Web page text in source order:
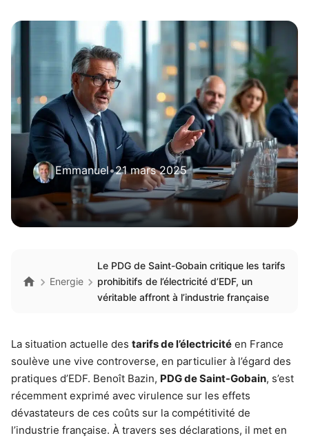
Emmanuel•21 mars 2025
Energie
Le PDG de Saint-Gobain critique les tarifs
prohibitifs de l’électricité d’EDF, un
véritable affront à l’industrie française
La situation actuelle des tarifs de l’électricité en France
soulève une vive controverse, en particulier à l’égard des
pratiques d’EDF. Benoît Bazin, PDG de Saint-Gobain, s’est
récemment exprimé avec virulence sur les effets
dévastateurs de ces coûts sur la compétitivité de
l’industrie française. À travers ses déclarations, il met en